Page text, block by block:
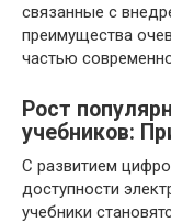
связанные с
преимущества
частью
Рост
учебников:
С развитием
доступности
учебники